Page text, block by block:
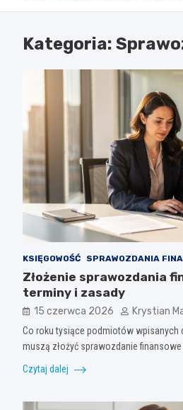
Kategoria:
KSIĘGOWOŚĆ SPRAWOZDANIA
Złożenie sprawozdania
terminy i zasady
15 czerwca 2026 Krystian
Co roku tysiące podmiotów
muszą złożyć sprawozdanie
Czytaj dalej